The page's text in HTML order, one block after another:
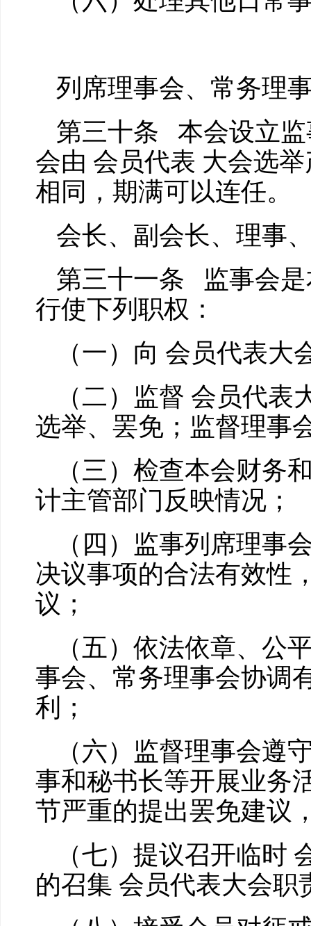
列席理事会、常务理
第三十条 本会设立监
会由 会员代表 大会选
相同，期满可以连任。
会长、副会长、理事
第三十一条 监事会是
行使下列职权：
（一）向 会员代表大
（二）监督 会员代
选举、罢免；监督理事
（三）检查本会财务
计主管部门反映情况；
（四）监事列席理事
决议事项的合法有效性
议；
（五）依法依章、公
事会、常务理事会协调
利；
（六）监督理事会遵
事和秘书长等开展业务
节严重的提出罢免建议
（七）提议召开临时
的召集 会员代表大会职